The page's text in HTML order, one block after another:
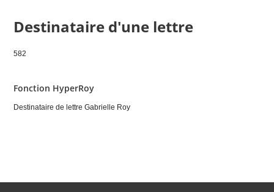
Destinataire d'une lettre
582
Fonction HyperRoy
Destinataire de lettre Gabrielle Roy